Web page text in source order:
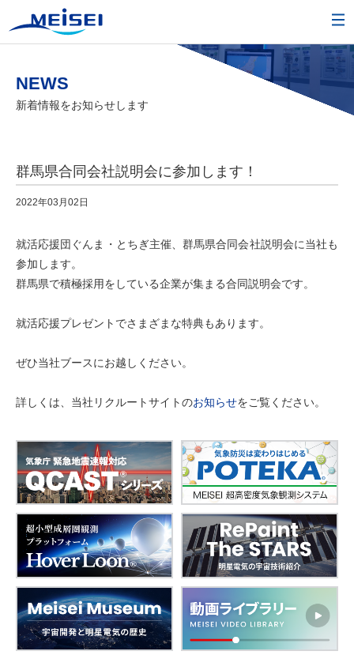
NEWS
新着情報をお知らせします
群馬県合同会社説明会に参加します！
2022年03月02日
就活応援団ぐんま・とちぎ主催、群馬県合同会社説明会に当社も
参加します。
群馬県で積極採用をしている企業が集まる合同説明会です。
就活応援プレゼントでさまざまな特典もあります。
ぜひ当社ブースにお越しください。
詳しくは、当社リクルートサイトのお知らせをご覧ください。